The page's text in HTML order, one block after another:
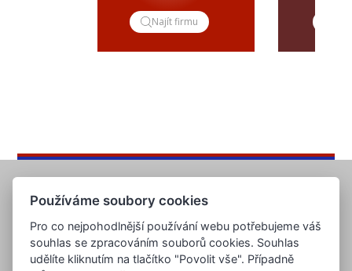
Najít firmu
Používáme soubory cookies
Pro co nejpohodlnější používání webu potřebujeme váš
souhlas se zpracováním souborů cookies. Souhlas
udělíte kliknutím na tlačítko "Povolit vše". Případně